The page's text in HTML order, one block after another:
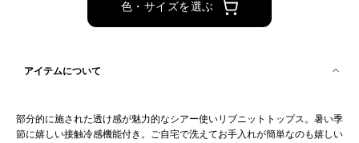
色・サイズを選ぶ
アイテムについて
部分的に施された透け感が魅力的なシアー使いリブニットトップス。暑い季
節に嬉しい接触冷感機能付き。ご自宅で洗えてお手入れが簡単なのも嬉しい